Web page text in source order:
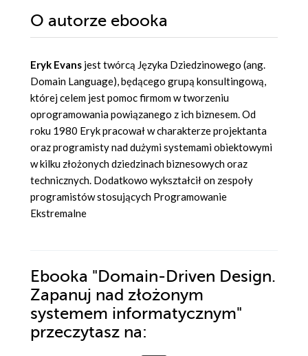
O autorze ebooka
Eryk Evans jest twórcą Języka Dziedzinowego (ang.
Domain Language), będącego grupą konsultingową,
której celem jest pomoc firmom w tworzeniu
oprogramowania powiązanego z ich biznesem. Od
roku 1980 Eryk pracował w charakterze projektanta
oraz programisty nad dużymi systemami obiektowymi
w kilku złożonych dziedzinach biznesowych oraz
technicznych. Dodatkowo wykształcił on zespoły
programistów stosujących Programowanie
Ekstremalne
Ebooka "Domain-Driven Design.
Zapanuj nad złożonym
systemem informatycznym"
przeczytasz na: